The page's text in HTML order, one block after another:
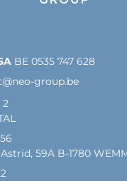
BE 0535 747 628
group.be
2
59A B-1780